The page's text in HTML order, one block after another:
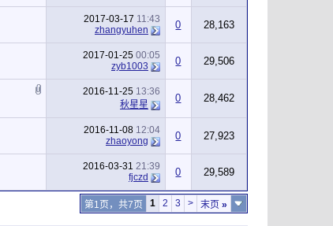
2017-03-17 11:43
zhangyuhen
0 28,163
2017-01-25 00:05
zyb1003
0 29,506
2016-11-25 13:36
秋星星
0 28,462
2016-11-08 12:04
zhaoyong
0 27,923
2016-03-31 21:39
fjczd
0 29,589
第1页，共7页 1 2 3 > 末页 »